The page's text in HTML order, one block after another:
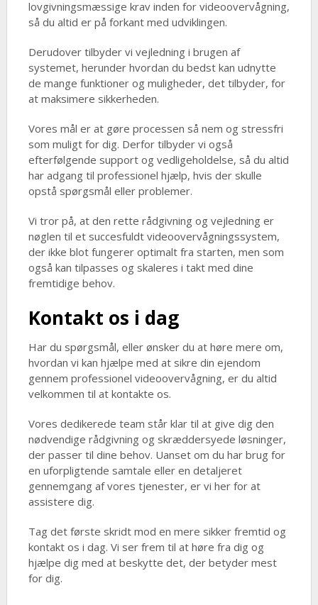
lovgivningsmæssige krav inden for videoovervågning,
så du altid er på forkant med udviklingen.
Derudover tilbyder vi vejledning i brugen af
systemet, herunder hvordan du bedst kan udnytte
de mange funktioner og muligheder, det tilbyder, for
at maksimere sikkerheden.
Vores mål er at gøre processen så nem og stressfri
som muligt for dig. Derfor tilbyder vi også
efterfølgende support og vedligeholdelse, så du altid
har adgang til professionel hjælp, hvis der skulle
opstå spørgsmål eller problemer.
Vi tror på, at den rette rådgivning og vejledning er
nøglen til et succesfuldt videoovervågningssystem,
der ikke blot fungerer optimalt fra starten, men som
også kan tilpasses og skaleres i takt med dine
fremtidige behov.
Kontakt os i dag
Har du spørgsmål, eller ønsker du at høre mere om,
hvordan vi kan hjælpe med at sikre din ejendom
gennem professionel videoovervågning, er du altid
velkommen til at kontakte os.
Vores dedikerede team står klar til at give dig den
nødvendige rådgivning og skræddersyede løsninger,
der passer til dine behov. Uanset om du har brug for
en uforpligtende samtale eller en detaljeret
gennemgang af vores tjenester, er vi her for at
assistere dig.
Tag det første skridt mod en mere sikker fremtid og
kontakt os i dag. Vi ser frem til at høre fra dig og
hjælpe dig med at beskytte det, der betyder mest
for dig.